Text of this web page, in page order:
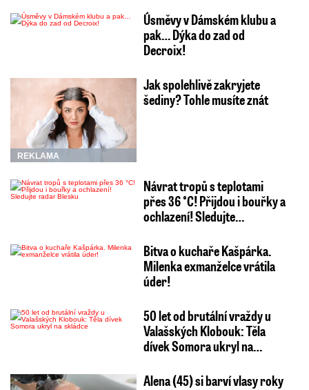
Úsměvy v Dámském klubu a
pak… Dýka do zad od
Decroix!
REKLAMA
Jak spolehlivě zakryjete
šediny? Tohle musíte znát
Návrat tropů s teplotami
přes 36 °C! Přijdou i bouřky a
ochlazení! Sledujte…
Bitva o kuchaře Kašpárka.
Milenka exmanželce vrátila
úder!
50 let od brutální vraždy u
Valašských Klobouk: Těla
dívek Somora ukryl na…
Alena (45) si barví vlasy roky